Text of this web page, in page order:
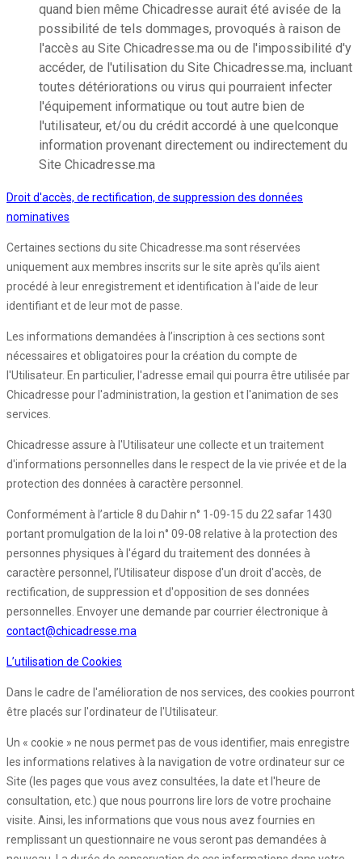
quand bien même Chicadresse aurait été avisée de la
possibilité de tels dommages, provoqués à raison de
l'accès au Site Chicadresse.ma ou de l'impossibilité d'y
accéder, de l'utilisation du Site Chicadresse.ma, incluant
toutes détériorations ou virus qui pourraient infecter
l'équipement informatique ou tout autre bien de
l'utilisateur, et/ou du crédit accordé à une quelconque
information provenant directement ou indirectement du
Site Chicadresse.ma
Droit d'accès, de rectification, de suppression des données
nominatives
Certaines sections du site Chicadresse.ma sont réservées
uniquement aux membres inscrits sur le site après qu’ils aient
procédé à leur enregistrement et identification à l'aide de leur
identifiant et de leur mot de passe.
Les informations demandées à l’inscription à ces sections sont
nécessaires et obligatoires pour la création du compte de
l'Utilisateur. En particulier, l'adresse email qui pourra être utilisée par
Chicadresse pour l'administration, la gestion et l'animation de ses
services.
Chicadresse assure à l'Utilisateur une collecte et un traitement
d'informations personnelles dans le respect de la vie privée et de la
protection des données à caractère personnel.
Conformément à l’article 8 du Dahir n° 1-09-15 du 22 safar 1430
portant promulgation de la loi n° 09-08 relative à la protection des
personnes physiques à l'égard du traitement des données à
caractère personnel, l’Utilisateur dispose d'un droit d'accès, de
rectification, de suppression et d'opposition de ses données
personnelles. Envoyer une demande par courrier électronique à
contact@chicadresse.ma
L’utilisation de Cookies
Dans le cadre de l'amélioration de nos services, des cookies pourront
être placés sur l'ordinateur de l'Utilisateur.
Un « cookie » ne nous permet pas de vous identifier, mais enregistre
les informations relatives à la navigation de votre ordinateur sur ce
Site (les pages que vous avez consultées, la date et l'heure de
consultation, etc.) que nous pourrons lire lors de votre prochaine
visite. Ainsi, les informations que vous nous avez fournies en
remplissant un questionnaire ne vous seront pas demandées à